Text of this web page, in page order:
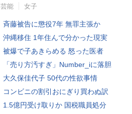
芸能 女子
斉藤被告に懲役7年 無罪主張か
沖縄移住 1年住んで分かった現実
被爆で子あきらめる 怒った医者
「売り方汚すぎ」Number_iに落胆
大久保佳代子 50代の性欲事情
コンビニの割引おにぎり買わぬ訳
1.5億円受け取りか 国税職員処分